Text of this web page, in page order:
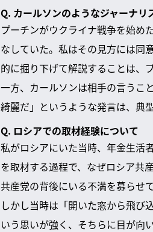
Q. カールソンのようなジャーナリ
プーチンがウクライナ戦争を始め
なしていた。私はその見方には同
的に掘り下げて解説することは、
一方、カールソンは相手の言うこ
綺麗だ」というような発言は、典
Q. ロシアでの取材経験について
私がロシアにいた当時、年金生活
を取材する過程で、なぜロシア共
共産党の背後にいる不満を募らせ
しかし当時は「開いた窓から飛び
いう思いが強く、そちらに目が向